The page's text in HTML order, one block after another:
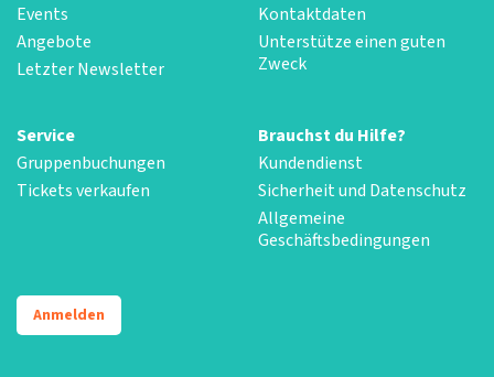
Events
Angebote
Letzter Newsletter
Kontaktdaten
Unterstütze einen guten
Zweck
Service
Gruppenbuchungen
Tickets verkaufen
Brauchst du Hilfe?
Kundendienst
Sicherheit und Datenschutz
Allgemeine
Geschäftsbedingungen
Anmelden